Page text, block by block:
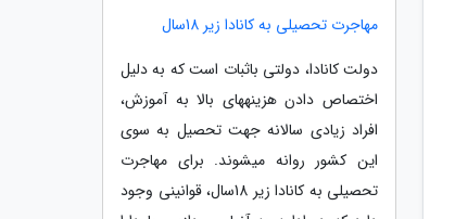
مهاجرت تحصیلی به کانادا زیر 18سال
دولت کانادا، دولتی باثبات است که به دلیل
اختصاص دادن هزینه­های بالا به آموزش،
افراد زیادی سالانه جهت تحصیل به سوی
این کشور روانه میشوند. برای مهاجرت
تحصیلی به کانادا زیر 18سال، قوانینی وجود